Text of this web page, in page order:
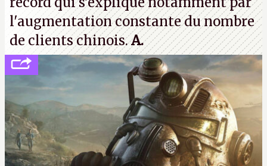
l'augmentation constante du nombre
de clients chinois.A.